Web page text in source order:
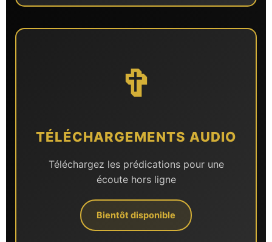
✞
TÉLÉCHARGEMENTS AUDIO
Téléchargez les prédications pour une
écoute hors ligne
Bientôt disponible